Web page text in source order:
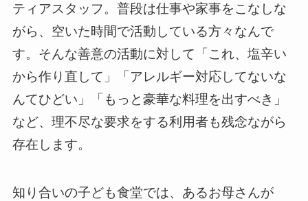
ティアスタッフ。普段は仕事や家事をこなしな
がら、空いた時間で活動している方々なんで
す。そんな善意の活動に対して「これ、塩辛い
から作り直して」「アレルギー対応してないな
んてひどい」「もっと豪華な料理を出すべき」
など、理不尽な要求をする利用者も残念ながら
存在します。
知り合いの子ども食堂では、あるお母さんが